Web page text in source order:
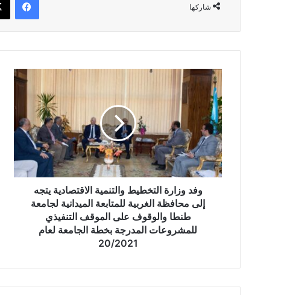
شاركها
وفد
وزارة
التخطيط
والتنمية
الاقتصادية
يتجه
إلى
محافظة
الغربية
للمتابعة
الميدانية
للمشروعات
وفد وزارة التخطيط والتنمية الاقتصادية يتجه
إلى محافظة الغربية للمتابعة الميدانية لجامعة
طنطا والوقوف على الموقف التنفيذي
للمشروعات المدرجة بخطة الجامعة لعام
20/2021